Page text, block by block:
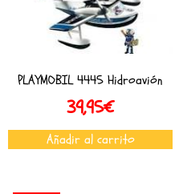
PLAYMOBIL 4445 Hidroavión
39,95€
Añadir al carrito